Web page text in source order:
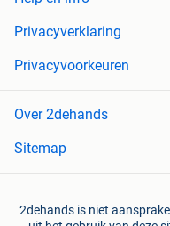
Privacyverklaring
Privacyvoorkeuren
Over 2dehands
Sitemap
2dehands is niet